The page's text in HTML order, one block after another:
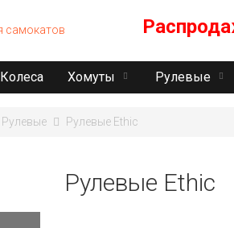
Колеса Хомуты Рулевые
Рулевые Рулевые Ethic
Рулевые Ethic